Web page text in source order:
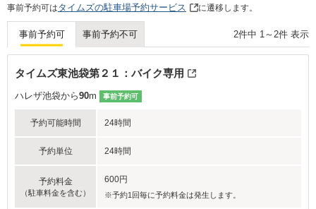
事前予約可はタイムズの駐車場予約サービス に遷移します。
事前予約可 事前予約不可 2件中 1 ～ 2件 表示
タイムズ東池袋第２１：バイク専用
ハレザ池袋から90m 事前予約可
予約可能時間 24時間
予約単位 24時間
予約料金
（駐車料金を含む）
600円
※予約1回毎に予約料金は発生します。